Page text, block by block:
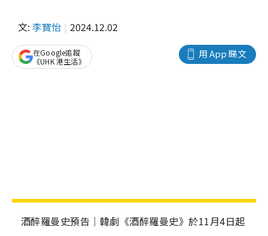
文: 李寶怡 2024.12.02
用 App 睇文
在Google追蹤
《UHK 港生活》
酒醉羅曼史預告｜韓劇《酒醉羅曼史》於11月4日起